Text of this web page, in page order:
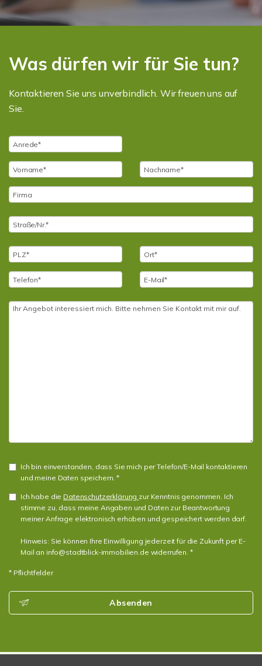
Was dürfen wir für Sie tun?
Kontaktieren Sie uns unverbindlich. Wir freuen uns auf
Sie.
Ich bin einverstanden, dass Sie mich per Telefon/E-Mail kontaktieren
und meine Daten speichern. *
Ich habe die Datenschutzerklärung zur Kenntnis genommen. Ich
stimme zu, dass meine Angaben und Daten zur Beantwortung
meiner Anfrage elektronisch erhoben und gespeichert werden darf.
Hinweis: Sie können Ihre Einwilligung jederzeit für die Zukunft per E-
Mail an info@stadtblick-immobilien.de widerrufen. *
* Pflichtfelder
Absenden